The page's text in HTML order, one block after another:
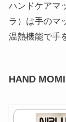
ハンドケアマ
ラ）は手のマ
温熱機能で手
HAND MOMI